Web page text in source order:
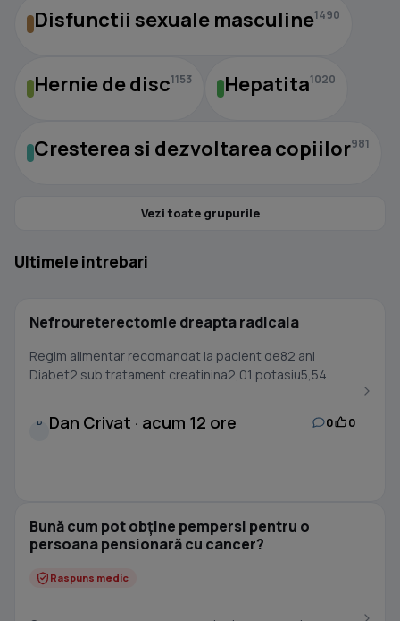
Disfunctii sexuale masculine1490
Hernie de disc1153 Hepatita1020
Cresterea si dezvoltarea copiilor981
Vezi toate grupurile
Ultimele intrebari
Nefroureterectomie dreapta radicala
Regim alimentar recomandat la pacient de82 ani
Diabet2 sub tratament creatinina2,01 potasiu5,54
D Dan Crivat · acum 12 ore 0 0
Bună cum pot obține pempersi pentru o
persoana pensionară cu cancer?
Raspuns medic